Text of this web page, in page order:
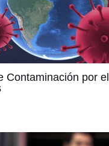
Contaminación por el